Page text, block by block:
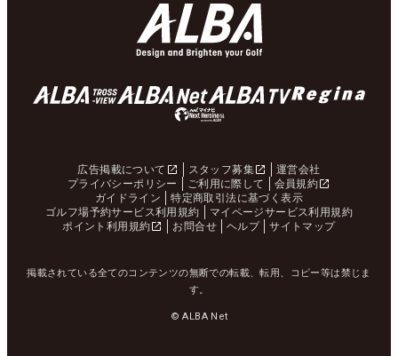
広告掲載について スタッフ募集
運営会社
プライバシーポリシー
ご利用に際して
会員規約
ガイドライン
特定商取引法に基づく表示
ゴルフ場予約サービス利用規約
マイページサービス利用規約
ポイント利用規約
お問合せ ヘルプ サイトマップ
掲載されている全てのコンテンツの無断での転載、転用、コピー等は禁じま
す。
© ALBA Net